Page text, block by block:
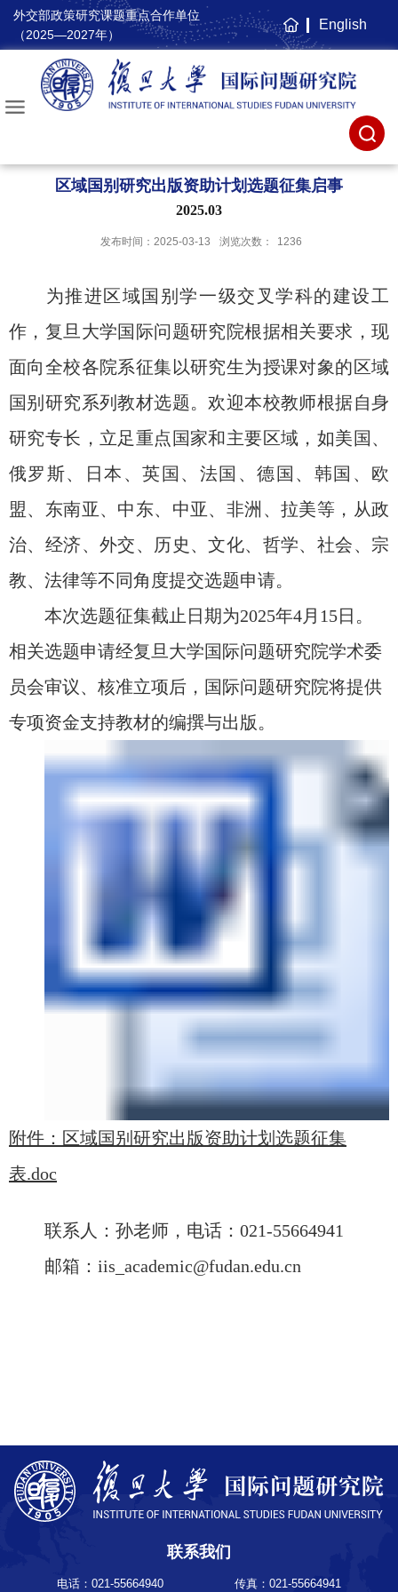
外交部政策研究课题重点合作单位
（2025—2027年）
主
页
English
区域国别研究出版资助计划选题征集启事
2025.03
发布时间：2025-03-13 浏览次数： 1236
为推进区域国别学一级交叉学科的建设工
作，复旦大学国际问题研究院根据相关要求，现
面向全校各院系征集以研究生为授课对象的区域
国别研究系列教材选题。欢迎本校教师根据自身
研究专长，立足重点国家和主要区域，如美国、
俄罗斯、日本、英国、法国、德国、韩国、欧
盟、东南亚、中东、中亚、非洲、拉美等，从政
治、经济、外交、历史、文化、哲学、社会、宗
教、法律等不同角度提交选题申请。
本次选题征集截止日期为2025年4月 15日。
相关选题申请经复旦大学国际问题研究院学术委
员会审议、核准立项后，国际问题研究院将提供
专项资金支持教材的编撰与出版。
附件：区域国别研究出版资助计划选题征集
表.doc
联系人：孙老师，电话：021-55664941
邮箱：iis_academic@fudan.edu.cn
联系我们
电话：021-55664940 传真：021-55664941